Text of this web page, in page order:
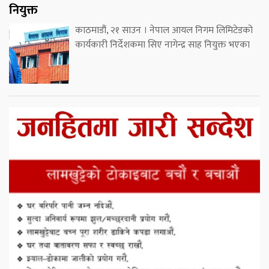
नियुक्त
काठमाडौं, २१ साउन । नेपाल आयल निगम लिमिटेडको
कार्यकारी निर्देशकमा सिए नागेन्द्र साह नियुक्त भएका